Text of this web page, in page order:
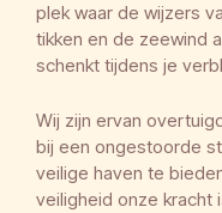
plek waar de wijzers
tikken en de zeewind
schenkt tijdens je
Wij zijn ervan
bij een ongestoorde
veilige haven te
veiligheid onze kracht